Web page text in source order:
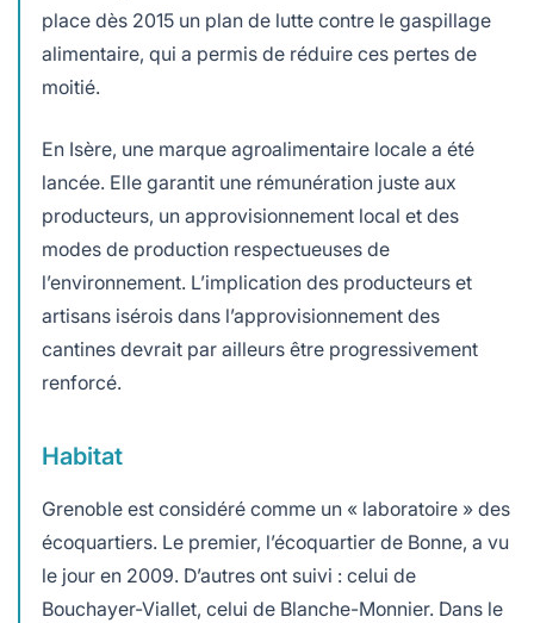
place dès 2015 un plan de lutte contre le gaspillage
alimentaire, qui a permis de réduire ces pertes de
moitié.
En Isère, une marque agroalimentaire locale a été
lancée. Elle garantit une rémunération juste aux
producteurs, un approvisionnement local et des
modes de production respectueuses de
l’environnement. L’implication des producteurs et
artisans isérois dans l’approvisionnement des
cantines devrait par ailleurs être progressivement
renforcé.
Habitat
Grenoble est considéré comme un « laboratoire » des
écoquartiers. Le premier, l’écoquartier de Bonne, a vu
le jour en 2009. D’autres ont suivi : celui de
Bouchayer-Viallet, celui de Blanche-Monnier. Dans le